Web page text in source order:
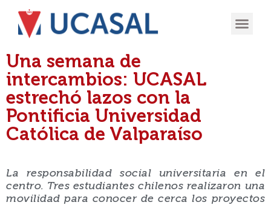
Una semana de
intercambios: UCASAL
estrechó lazos con la
Pontificia Universidad
Católica de Valparaíso
La responsabilidad social universitaria en el
centro. Tres estudiantes chilenos realizaron una
movilidad para conocer de cerca los proyectos